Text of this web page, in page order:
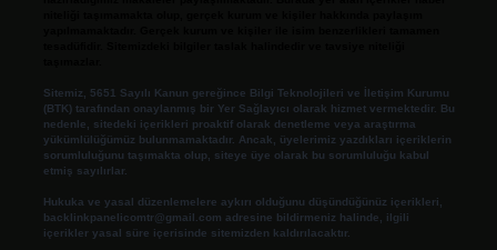
Sitemiz, 5651 Sayılı Kanun gereğince Bilgi Teknolojileri ve İletişim Kurumu
(BTK) tarafından onaylanmış bir Yer Sağlayıcı olarak hizmet vermektedir. Bu
nedenle, sitedeki içerikleri proaktif olarak denetleme veya araştırma
yükümlülüğümüz bulunmamaktadır. Ancak, üyelerimiz yazdıkları içeriklerin
sorumluluğunu taşımakta olup, siteye üye olarak bu sorumluluğu kabul
etmiş sayılırlar.
Hukuka ve yasal düzenlemelere aykırı olduğunu düşündüğünüz içerikleri,
backlinkpanelicomtr@gmail.com adresine bildirmeniz halinde, ilgili
içerikler yasal süre içerisinde sitemizden kaldırılacaktır.